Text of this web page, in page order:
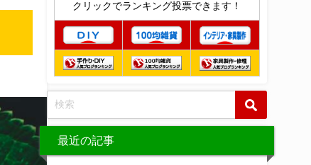
クリックでランキング投票できます！
最近の記事